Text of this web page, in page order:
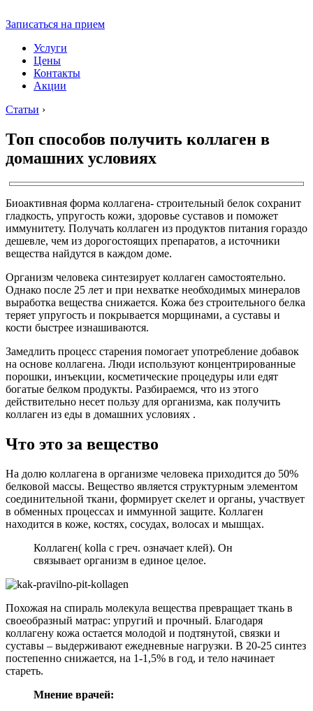
Записаться на прием
Услуги
Цены
Контакты
Акции
Статьи ›
Топ способов получить коллаген в
домашних условиях
Биоактивная форма коллагена- строительный белок сохранит
гладкость, упругость кожи, здоровье суставов и поможет
иммунитету. Получать коллаген из продуктов питания гораздо
дешевле, чем из дорогостоящих препаратов, а источники
вещества найдутся в каждом доме.
Организм человека синтезирует коллаген самостоятельно.
Однако после 25 лет и при нехватке необходимых минералов
выработка вещества снижается. Кожа без строительного белка
теряет упругость и покрывается морщинами, а суставы и
кости быстрее изнашиваются.
Замедлить процесс старения помогает употребление добавок
на основе коллагена. Люди используют концентрированные
порошки, инъекции, косметические процедуры или едят
богатые белком продукты. Разбираемся, что из этого
действительно несет пользу для организма, как получить
коллаген из еды в домашних условиях .
Что это за вещество
На долю коллагена в организме человека приходится до 50%
белковой массы. Вещество является структурным элементом
соединительной ткани, формирует скелет и органы, участвует
в обменных процессах и иммунной защите. Коллаген
находится в коже, костях, сосудах, волосах и мышцах.
Коллаген( kolla с греч. означает клей). Он
связывает организм в единое целое.
Похожая на спираль молекула вещества превращает ткань в
своеобразный матрас: упругий и прочный. Благодаря
коллагену кожа остается молодой и подтянутой, связки и
суставы – выдерживают ежедневные нагрузки. В 20-25 синтез
постепенно снижается, на 1-1,5% в год, и тело начинает
стареть.
Мнение врачей: